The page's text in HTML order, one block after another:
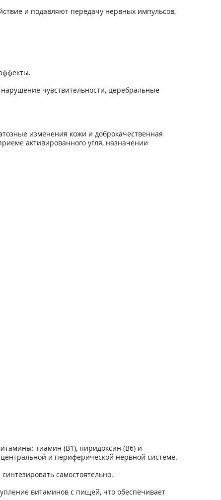
и подавляют передачу нервных импульсов,
чувствительности, церебральные
изменения кожи и доброкачественная
активированного угля, назначении
тиамин (В1), пиридоксин (В6) и
и периферической нервной системе.
самостоятельно.
витаминов с пищей, что обеспечивает